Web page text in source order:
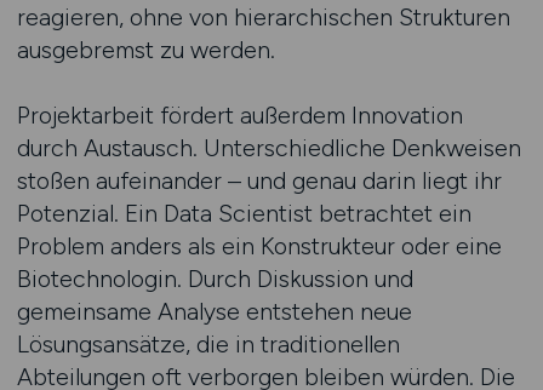
reagieren, ohne von hierarchischen Strukturen
ausgebremst zu werden.
Projektarbeit fördert außerdem Innovation
durch Austausch. Unterschiedliche Denkweisen
stoßen aufeinander – und genau darin liegt ihr
Potenzial. Ein Data Scientist betrachtet ein
Problem anders als ein Konstrukteur oder eine
Biotechnologin. Durch Diskussion und
gemeinsame Analyse entstehen neue
Lösungsansätze, die in traditionellen
Abteilungen oft verborgen bleiben würden. Die